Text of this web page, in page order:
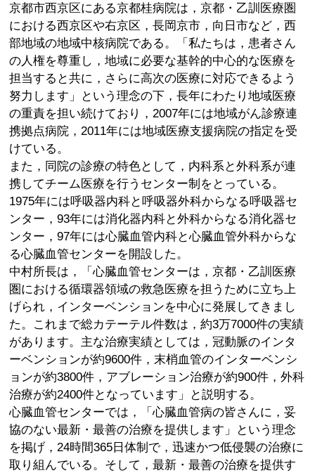
京都市西京区にある京都桂病院は，京都・乙訓医療圏
における西京区や右京区，長岡京市，向日市など，西
部地域の地域中核病院である。「私たちは，患者さん
の人権を尊重し，地域に必要な基幹的中心的な医療を
担当すると共に，さらに高次の医療に対応できるよう
努力します」という理念の下，長年にわたり地域医療
の重責を担い続けており，2007年には地域がん診療連
携拠点病院，2011年には地域医療支援病院の指定を受
けている。
また，同院の診療の特色として，内科系と外科系が連
携してチーム医療を行うセンター制をとっている。
1975年には呼吸器内科と呼吸器外科からなる呼吸器セ
ンター，93年には消化器内科と外科からなる消化器セ
ンター，97年には心臓血管内科と心臓血管外科からな
る心臓血管センターを開設した。
中村所長は，「心臓血管センターは，京都・乙訓医療
圏における循環器領域の救急医療を担うために立ち上
げられ，インターベンションを中心に発展してきまし
た。これまで総カテーテル件数は，約3万7000件の実績
があります。主な治療実績としては，冠動脈のインタ
ーベンションが約9600件，末梢血管のインターベンシ
ョンが約3800件，アブレーション治療が約900件，外科
治療が約2400件となっています」と説明する。
心臓血管センターでは，「心臓血管病の皆さんに，妥
協のない最新・最善の治療を提供します」という理念
を掲げ，24時間365日体制で，迅速かつ低侵襲の治療に
取り組んでいる。そして，最新・最善の治療を提供す